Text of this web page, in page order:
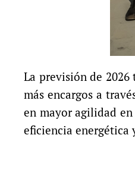
La previsión de
más encargos a
en mayor agilidad
eficiencia energética